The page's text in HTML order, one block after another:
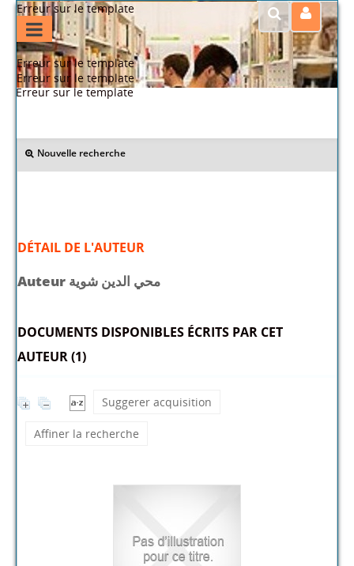
Erreur sur le template
Erreur sur le template
Erreur sur le template
Erreur sur le template
Nouvelle recherche
DÉTAIL DE L'AUTEUR
Auteur محي الدين شوية
DOCUMENTS DISPONIBLES ÉCRITS PAR CET
AUTEUR (1)
Suggerer acquisition
Affiner la recherche